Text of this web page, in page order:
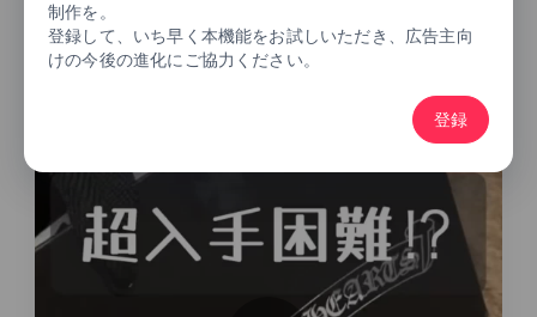
制作を。
登録して、いち早く本機能をお試しいただき、広告主向
けの今後の進化にご協力ください。
登録